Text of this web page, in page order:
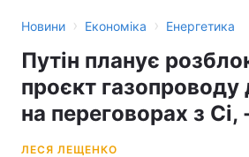
Новини › Економіка › Енергетика
Путін планує
проєкт
на переговорах з
ЛЕСЯ ЛЕЩЕНКО